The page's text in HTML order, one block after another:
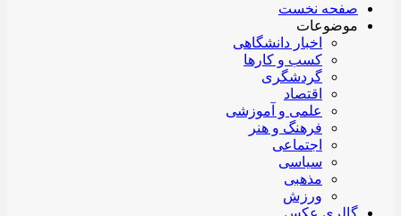
صفحه نخست
موضوعات
اخبار دانشگاهی
کسب و کارها
گردشگری
اقتصاد
علمی و آموزشی
فرهنگ و هنر
اجتماعی
سیاسی
مذهبی
ورزش
گالری عکس